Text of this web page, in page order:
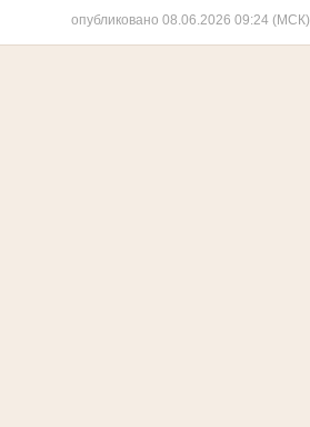
опубликовано 08.06.2026 09:24 (МСК)